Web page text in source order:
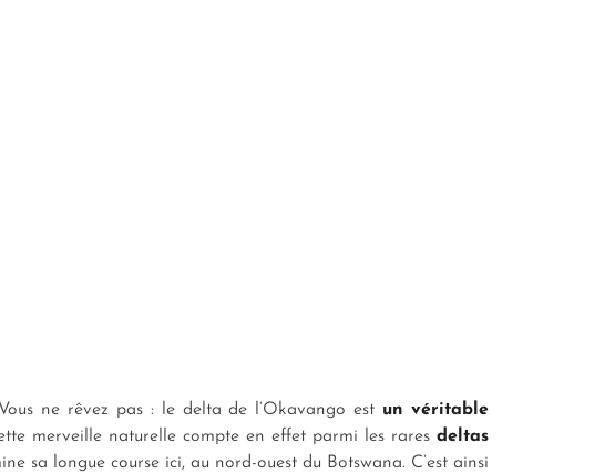
ne rêvez pas : le delta de l’Okavango est un véritable
merveille naturelle compte en effet parmi les raresdeltas
sa longue course ici, au nord-ouest du Botswana. C’est ainsi